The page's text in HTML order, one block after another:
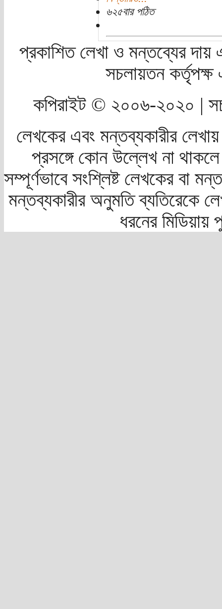
৬২৫বার পঠিত
প্রকাশিত লেখা ও মন্তব্যের দায়
সচলায়তন
কপিরাইট © ২০০৬-২০২০ |
লেখকের এবং মন্তব্যকারীর
প্রসঙ্গে কোন উল্লেখ না
সম্পূর্ণভাবে সংশ্লিষ্ট লেখকের বা
মন্তব্যকারীর অনুমতি ব্যতিরেকে
ধরনের মিডিয়ায়